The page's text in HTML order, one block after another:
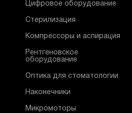
Цифровое оборудование
Стерилизация
Компрессоры и аспирация
Рентгеновское
оборудование
Оптика для стоматологии
Наконечники
Микромоторы